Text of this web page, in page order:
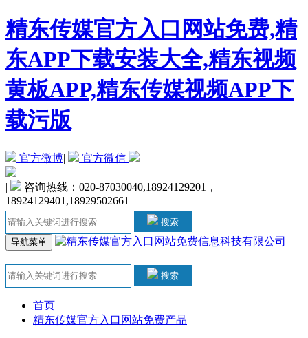
精东传媒官方入口网站免费,精
东APP下载安装大全,精东视频
黄板APP,精东传媒视频APP下
载污版
官方微博| 官方微信
|
咨询热线：020-87030040,18924129201，
18924129401,18929502661
搜索
导航菜单
搜索
首页
精东传媒官方入口网站免费产品